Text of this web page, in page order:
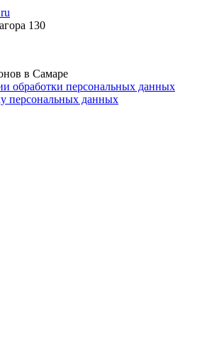
130
в Самаре
обработки персональных данных
персональных данных